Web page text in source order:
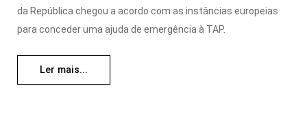
da República chegou a acordo com as instâncias europeias
para conceder uma ajuda de emergência à TAP.
Ler mais...